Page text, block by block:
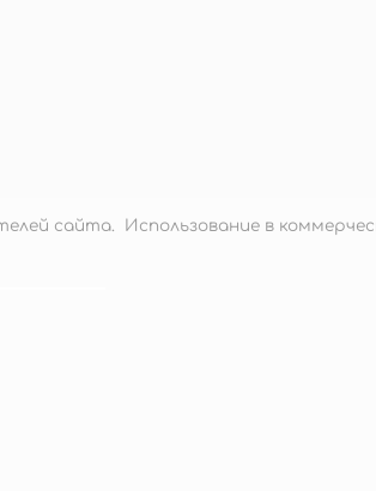
сайта. Использование в